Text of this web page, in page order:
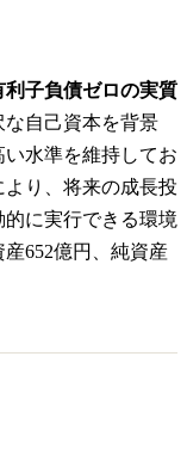
利子負債ゼロの実質
な自己資本を背景
水準を維持してお
り、将来の成長投
に実行できる環境
産652億円、純資産